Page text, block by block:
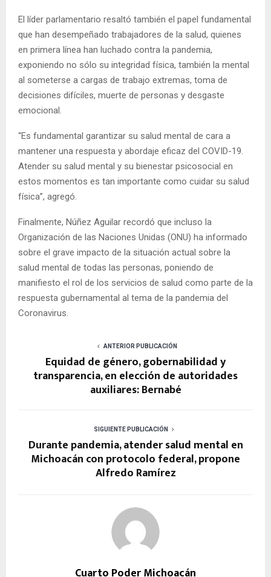
El líder parlamentario resaltó también el papel fundamental
que han desempeñado trabajadores de la salud, quienes
en primera línea han luchado contra la pandemia,
exponiendo no sólo su integridad física, también la mental
al someterse a cargas de trabajo extremas, toma de
decisiones difíciles, muerte de personas y desgaste
emocional.
“Es fundamental garantizar su salud mental de cara a
mantener una respuesta y abordaje eficaz del COVID-19.
Atender su salud mental y su bienestar psicosocial en
estos momentos es tan importante como cuidar su salud
física”, agregó.
Finalmente, Núñez Aguilar recordó que incluso la
Organización de las Naciones Unidas (ONU) ha informado
sobre el grave impacto de la situación actual sobre la
salud mental de todas las personas, poniendo de
manifiesto el rol de los servicios de salud como parte de la
respuesta gubernamental al tema de la pandemia del
Coronavirus.
ANTERIOR PUBLICACIÓN
Equidad de género, gobernabilidad y
transparencia, en elección de autoridades
auxiliares: Bernabé
SIGUIENTE PUBLICACIÓN
Durante pandemia, atender salud mental en
Michoacán con protocolo federal, propone
Alfredo Ramírez
Cuarto Poder Michoacán